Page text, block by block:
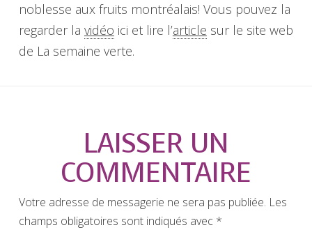
noblesse aux fruits montréalais! Vous pouvez la
regarder la vidéo ici et lire l’article sur le site web
de La semaine verte.
LAISSER UN
COMMENTAIRE
Votre adresse de messagerie ne sera pas publiée. Les
champs obligatoires sont indiqués avec *